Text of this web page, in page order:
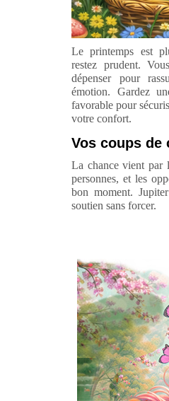
Le printemps est
restez prudent.
dépenser pour
émotion. Gardez
favorable pour
votre confort.
Vos coups de
La chance vient par
personnes, et les
bon moment.
soutien sans forcer.